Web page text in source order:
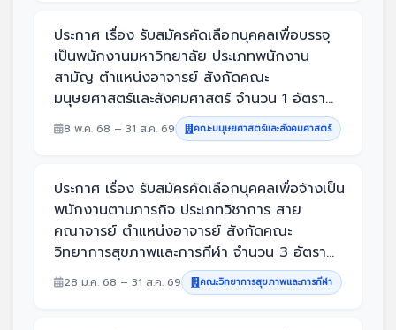
ประกาศ เรื่อง รับสมัครคัดเลือกบุคคลเพื่อบรรจุ
เป็นพนักงานมหาวิทยาลัย ประเภทพนักงาน
สามัญ ตำแหน่งอาจารย์ สังกัดคณะ
มนุษยศาสตร์และสังคมศาสตร์ จำนวน 1 อัตรา...
8 พ.ค. 68 – 31 ส.ค. 69 คณะมนุษยศาสตร์และสังคมศาสตร์
ประกาศ เรื่อง รับสมัครคัดเลือกบุคคลเพื่อจ้างเป็น
พนักงานตามภารกิจ ประเภทวิชาการ สาย
คณาจารย์ ตำแหน่งอาจารย์ สังกัดคณะ
วิทยาการสุขภาพและการกีฬา จำนวน 3 อัตรา...
28 ม.ค. 68 – 31 ส.ค. 69 คณะวิทยาการสุขภาพและการกีฬา